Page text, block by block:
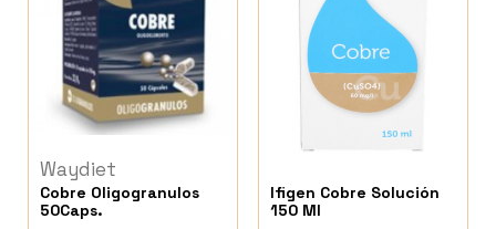
Waydiet
Cobre Oligogranulos
50Caps.
Ifigen Cobre Solución
150 Ml